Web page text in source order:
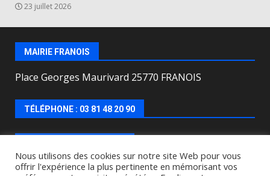
23 juillet 2026
MAIRIE FRANOIS
Place Georges Maurivard 25770 FRANOIS
TÉLÉPHONE : 03 81 48 20 90
Lundi, mercredi, jeudi, vendredi de : 8h00 à 12h00 et
Nous utilisons des cookies sur notre site Web pour vous
offrir l'expérience la plus pertinente en mémorisant vos